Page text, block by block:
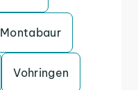
Montabaur
Vohringen